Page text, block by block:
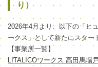
り）
2026年4月より、以下の「ヒ
ークス」として新たにスター
【事業所一覧】
LITALICOワークス 高田馬場